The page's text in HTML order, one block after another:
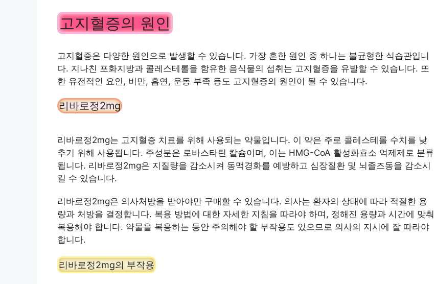
고지혈증의 원인
고지혈증은 다양한 원인으로 발생할 수 있습니다. 가장 흔한 원인 중 하나는 불균형한 식습관입니
다. 지나친 포화지방과 콜레스테롤을 함유한 음식물의 섭취는 고지혈증을 유발할 수 있습니다. 또
한 유전적인 요인, 비만, 흡연, 운동 부족 등도 고지혈증의 원인이 될 수 있습니다.
리바로정2mg
리바로정2mg는 고지혈증 치료를 위해 사용되는 약물입니다. 이 약은 주로 콜레스테롤 수치를 낮
추기 위해 사용됩니다. 주성분은 로바스타틴 칼슘이며, 이는 HMG-CoA 활성화효소 억제제로 분류
됩니다. 리바로정2mg은 지질량을 감소시켜 동맥경화를 예방하고 심장질환 및 뇌졸즈동을 감소시
킬 수 있습니다.
리바로정2mg은 의사처방을 받아야만 구매할 수 있습니다. 의사는 환자의 상태에 따라 적절한 용
량과 처방을 결정합니다. 복용 방법에 대한 자세한 지침을 따라야 하며, 정해진 용량과 시간에 맞춰
복용해야 합니다. 약물을 복용하는 동안 주의해야 할 부작용도 있으므로 의사의 지시에 잘 따라야
합니다.
리바로정2mg의 부작용